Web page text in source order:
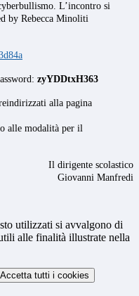
L’incontro si
by Rebecca Minoliti
zyYDDtxH363
alla pagina
alle modalità per il
Il dirigente scolastico
Giovanni Manfredi
utilizzati si avvalgono di
alle finalità illustrate nella
Accetta tutti i cookies